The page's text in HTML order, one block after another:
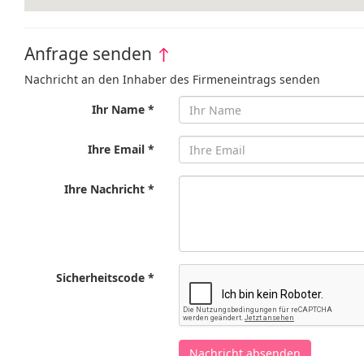
Anfrage senden ↑
Nachricht an den Inhaber des Firmeneintrags senden
Ihr Name *
Ihre Email *
Ihre Nachricht *
Sicherheitscode *